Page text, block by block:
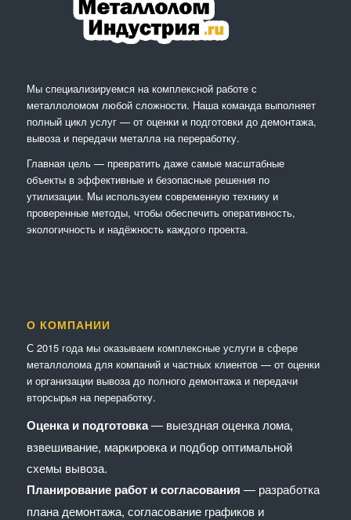
Мы специализируемся на комплексной работе с
металлоломом любой сложности. Наша команда выполняет
полный цикл услуг — от оценки и подготовки до демонтажа,
вывоза и передачи металла на переработку.
Главная цель — превратить даже самые масштабные
объекты в эффективные и безопасные решения по
утилизации. Мы используем современную технику и
проверенные методы, чтобы обеспечить оперативность,
экологичность и надёжность каждого проекта.
О КОМПАНИИ
С 2015 года мы оказываем комплексные услуги в сфере
металлолома для компаний и частных клиентов — от оценки
и организации вывоза до полного демонтажа и передачи
вторсырья на переработку.
Оценка и подготовка— выездная оценка лома,
взвешивание, маркировка и подбор оптимальной
схемы вывоза.
Планирование работ и согласования — разработка
плана демонтажа, согласование графиков и